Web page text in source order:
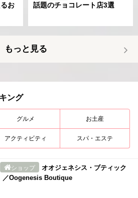
お
話題のチョコレート店3選
もっと見る
ング
グルメ お土産
アクティビティ スパ・エステ
ショップ
オオジェネシス・ブティック
／Oogenesis Boutique